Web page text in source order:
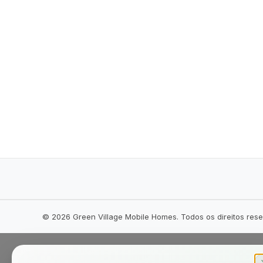
© 2026 Green Village Mobile Homes. Todos os direitos